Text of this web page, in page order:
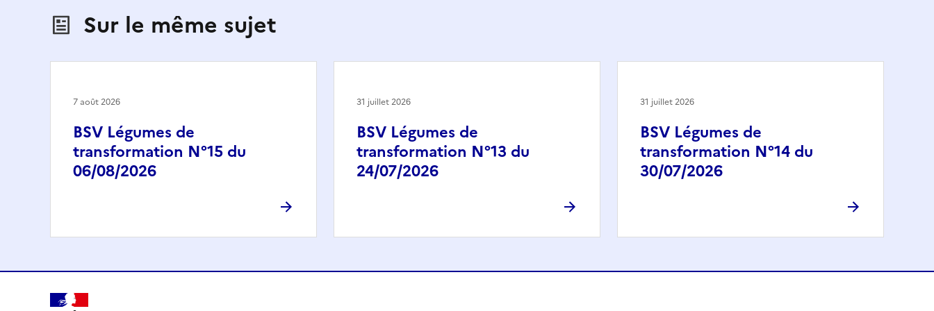
Sur le même sujet
BSV Légumes de
transformation N°15 du
06/08/2026
7 août 2026
BSV Légumes de
transformation N°13 du
24/07/2026
31 juillet 2026
BSV Légumes de
transformation N°14 du
30/07/2026
31 juillet 2026